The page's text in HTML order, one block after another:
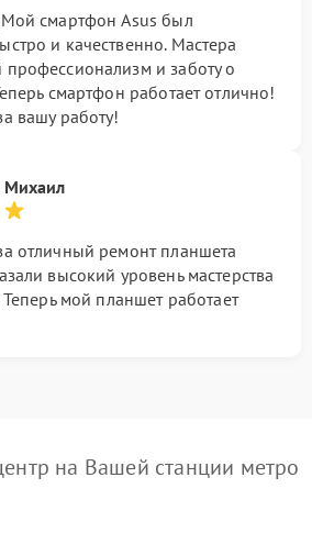
смартфон Asus был
и качественно. Мастера
и заботу о
смартфон работает отлично!
вашу работу!
Михаил
отличный ремонт планшета
высокий уровень мастерства
Теперь мой планшет работает
на Вашей станции метро